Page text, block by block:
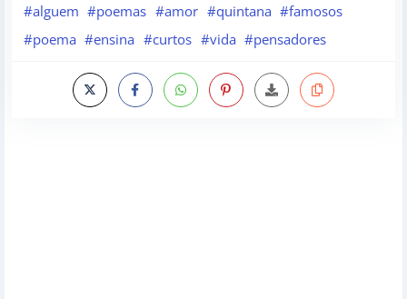
#alguem #poemas #amor #quintana #famosos
#poema #ensina #curtos #vida #pensadores